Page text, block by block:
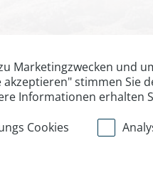
der
Marketingzwecken und
stimmen Sie
Informationen erhalten
Cookies